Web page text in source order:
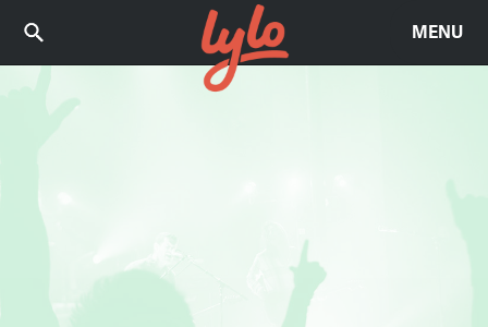
MENU